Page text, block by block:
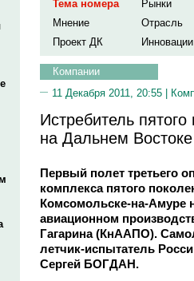
Тема номера
Рынки
Мнение
Отрасль
Проект ДК
Инновации
Компании
11 Декабря 2011, 20:55 |
Истребитель
на Дальнем Востоке
Первый полет третьего
комплекса пятого
Комсомольске-на-Амуре
авиационном
Гагарина (КнААПО).
летчик-испытатель
Сергей БОГДАН.